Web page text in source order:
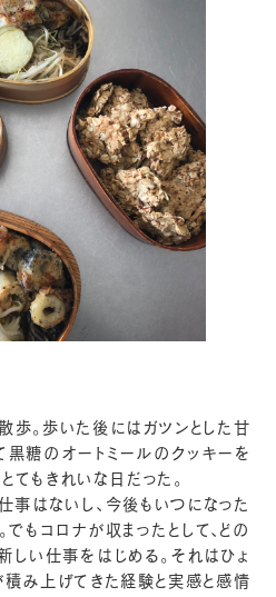
歩。歩いた後にはガツンとした甘
黒糖のオートミールのクッキーを
てもきれいな日だった。
事はないし、今後もいつになった
もコロナが収まったとして、どの
しい仕事をはじめる。それはひょ
積み上げてきた経験と実感と感情